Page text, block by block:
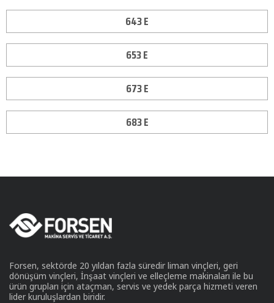
643 E
653 E
673 E
683 E
Forsen, sektörde 20 yıldan fazla süredir liman vinçleri, geri
dönüşüm vinçleri, İnşaat vinçleri ve elleçleme makinaları ile bu
ürün grupları için ataçman, servis ve yedek parça hizmeti veren
lider kuruluşlardan biridir.